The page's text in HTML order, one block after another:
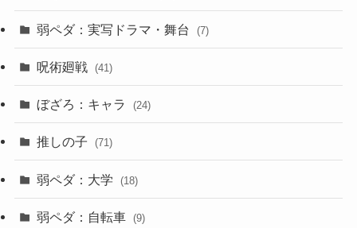
弱ペダ：実写ドラマ・舞台 (7)
呪術廻戦 (41)
ぼざろ：キャラ (24)
推しの子 (71)
弱ペダ：大学 (18)
弱ペダ：自転車 (9)